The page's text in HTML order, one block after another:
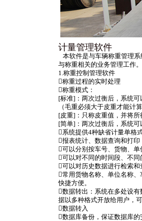
计量管理软件
本软件是与车辆称重管理
与称重相关的业务管理工作。
1.称重控制管理软件
称重过程的实时处理
称重模式：
[标准]：两次过衡后，系统
（毛重必须大于皮重才能计
[皮重]：只称皮重值，并将
[简单]：两次过衡后，系统
系统提供4种缺省计量单格
报表统计、数据查询和打印
可以分别按车号、货物、
可以对不同的时间段、不
可以对历史数据进行检索
常用货物名称、单位名称
快捷方便。
数据转出：系统在多处设
据以多种格式开放给用户，
数据转入
数据库备份，保证数据库的